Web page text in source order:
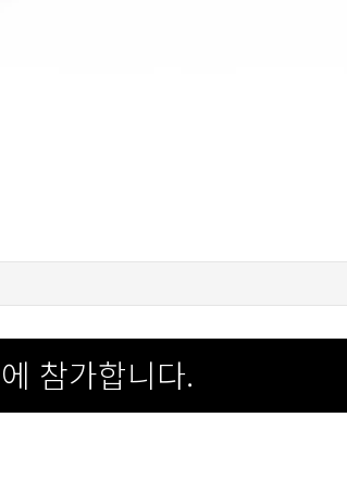
에 참가합니다.